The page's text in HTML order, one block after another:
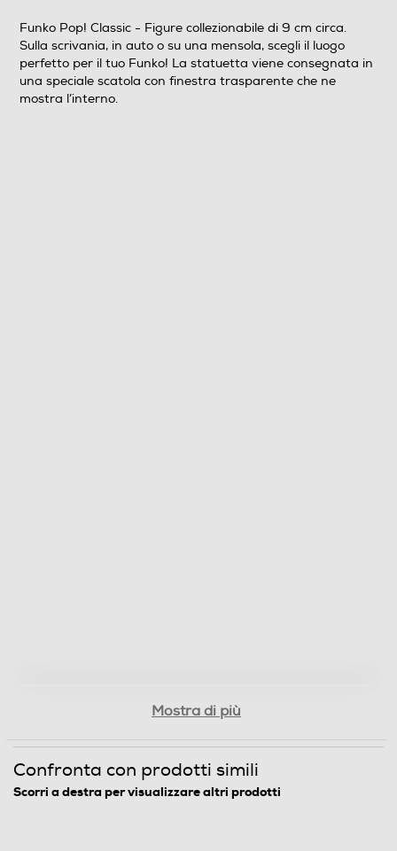
Funko Pop! Classic - Figure collezionabile di 9 cm circa.
Sulla scrivania, in auto o su una mensola, scegli il luogo
perfetto per il tuo Funko! La statuetta viene consegnata in
una speciale scatola con finestra trasparente che ne
mostra l’interno.
Mostra di più
Confronta con prodotti simili
Scorri a destra per visualizzare altri prodotti